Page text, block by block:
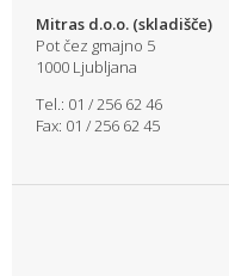
Mitras d.o.o. (skladišče)
Pot čez gmajno 5
1000 Ljubljana
Tel.: 01 / 256 62 46
Fax: 01 / 256 62 45